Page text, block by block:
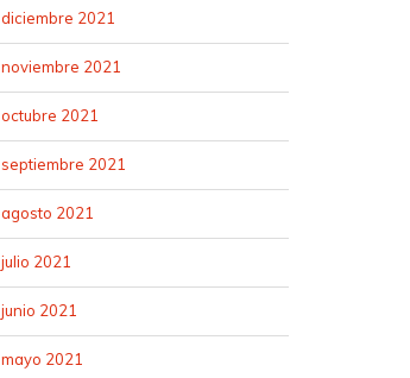
diciembre 2021
noviembre 2021
octubre 2021
septiembre 2021
agosto 2021
julio 2021
junio 2021
mayo 2021